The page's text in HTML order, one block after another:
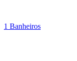
1 Banheiros